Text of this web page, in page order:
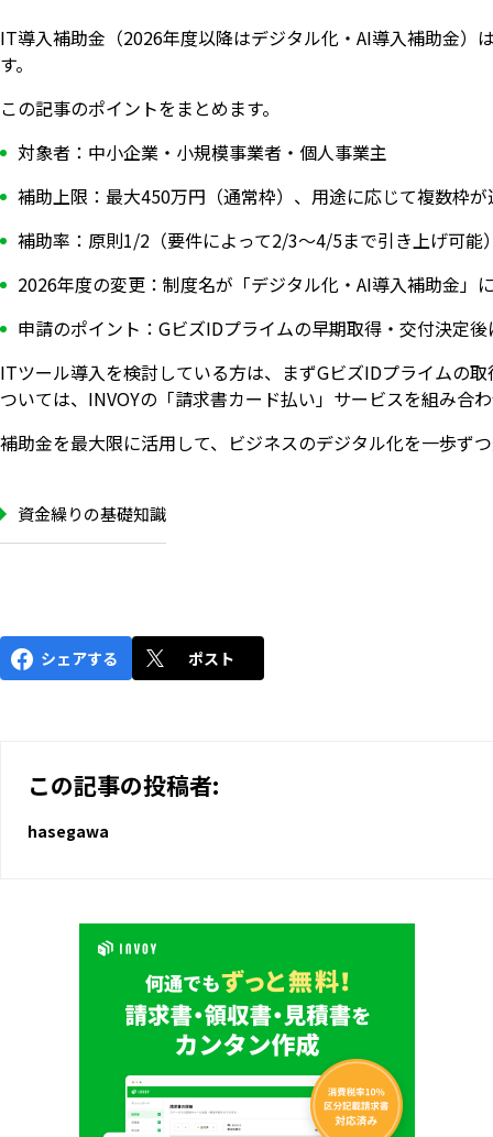
IT導入補助金（2026年度以降はデジタル化・AI導入補助金
す。
この記事のポイントをまとめます。
対象者：中小企業・小規模事業者・個人事業主
補助上限：最大450万円（通常枠）、用途に応じて複数枠
補助率：原則1/2（要件によって2/3〜4/5まで引き上げ可能
2026年度の変更：制度名が「デジタル化・AI導入補助金」
申請のポイント：GビズIDプライムの早期取得・交付決定
ITツール導入を検討している方は、まずGビズIDプライムの
ついては、INVOYの「請求書カード払い」サービスを組み合
補助金を最大限に活用して、ビジネスのデジタル化を一歩ず
資金繰りの基礎知識
シェアする ポスト
この記事の投稿者:
hasegawa